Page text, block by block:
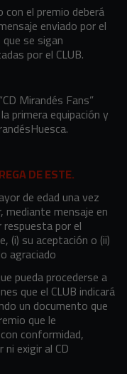
con el premio deberá
enviado por el
se sigan
por el CLUB.
Mirandés Fans”
primera equipación y
DE ESTE.
de edad una vez
mediante mensaje en
respuesta por el
(i) su aceptación o (ii)
agraciado
pueda procederse a
que el CLUB indicará
un documento que
que le
conformidad,
exigir al CD